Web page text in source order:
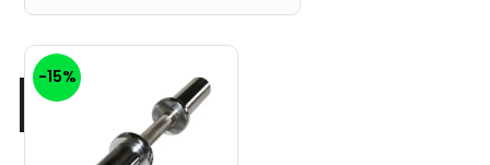
-15%